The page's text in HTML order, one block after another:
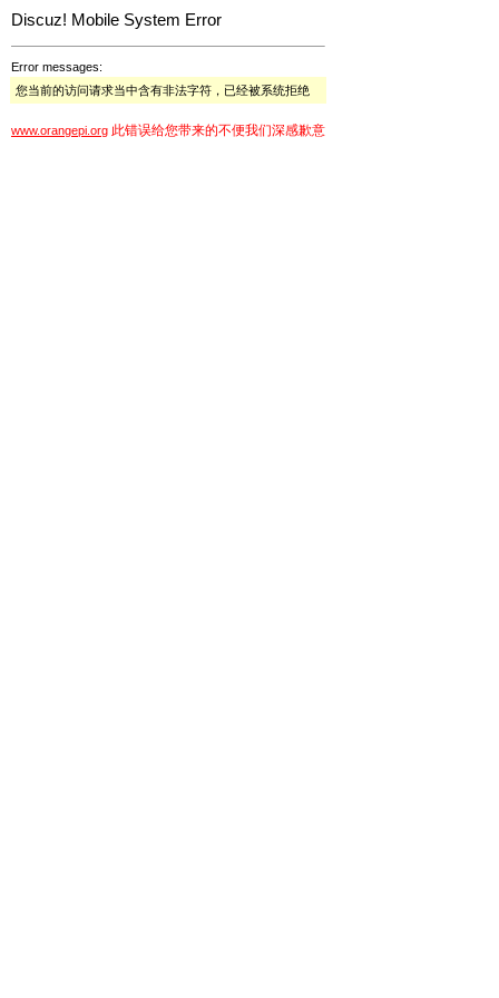
Discuz! Mobile System Error
Error messages:
您当前的访问请求当中含有非法字符，已经被系统拒绝
www.orangepi.org 此错误给您带来的不便我们深感歉意